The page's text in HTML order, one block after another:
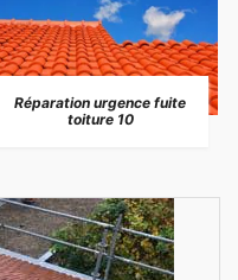
Réparation urgence fuite
toiture 10